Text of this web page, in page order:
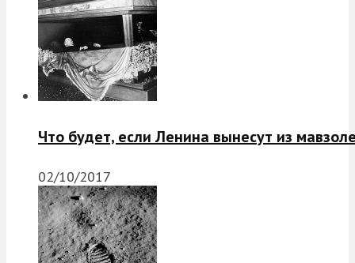
Что будет, если Ленина вынесут из
02/10/2017